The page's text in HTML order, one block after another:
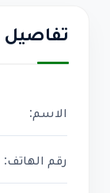
تفاصيل
الاسم:
رقم الهاتف: